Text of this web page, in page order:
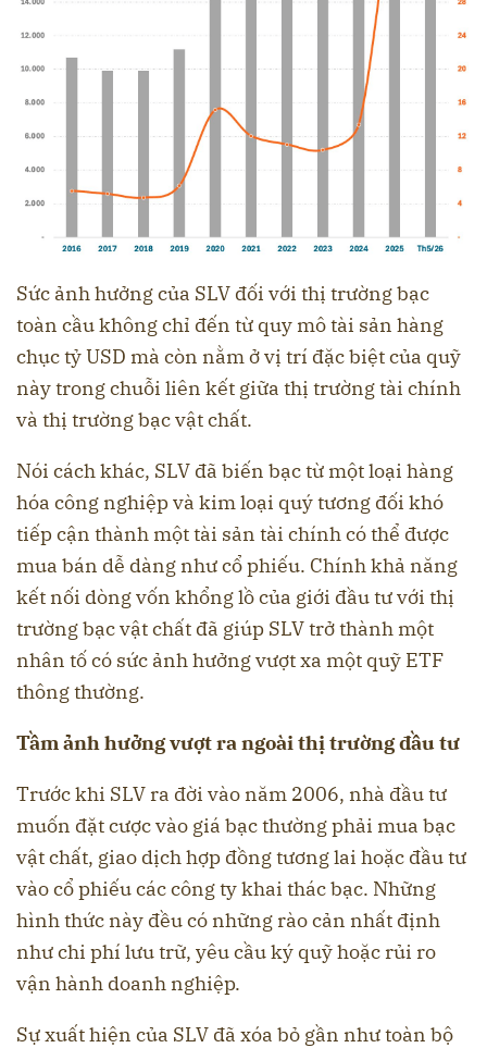
Sức ảnh hưởng của SLV đối với thị trường bạc
toàn cầu không chỉ đến từ quy mô tài sản hàng
chục tỷ USD mà còn nằm ở vị trí đặc biệt của quỹ
này trong chuỗi liên kết giữa thị trường tài chính
và thị trường bạc vật chất.
Nói cách khác, SLV đã biến bạc từ một loại hàng
hóa công nghiệp và kim loại quý tương đối khó
tiếp cận thành một tài sản tài chính có thể được
mua bán dễ dàng như cổ phiếu. Chính khả năng
kết nối dòng vốn khổng lồ của giới đầu tư với thị
trường bạc vật chất đã giúp SLV trở thành một
nhân tố có sức ảnh hưởng vượt xa một quỹ ETF
thông thường.
Tầm ảnh hưởng vượt ra ngoài thị trường đầu tư
Trước khi SLV ra đời vào năm 2006, nhà đầu tư
muốn đặt cược vào giá bạc thường phải mua bạc
vật chất, giao dịch hợp đồng tương lai hoặc đầu tư
vào cổ phiếu các công ty khai thác bạc. Những
hình thức này đều có những rào cản nhất định
như chi phí lưu trữ, yêu cầu ký quỹ hoặc rủi ro
vận hành doanh nghiệp.
Sự xuất hiện của SLV đã xóa bỏ gần như toàn bộ